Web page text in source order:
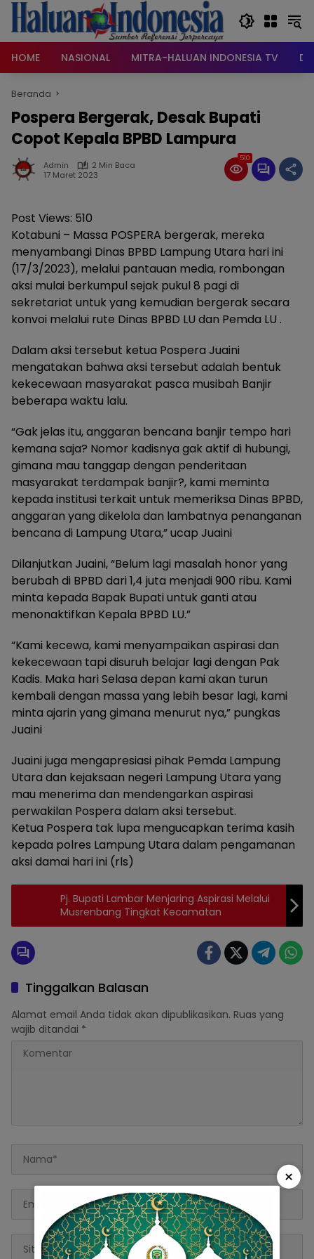
Langsung
konten
HOME
NASIONAL MITRA-HALUAN INDONESIA TV
Beranda
Pospera Bergerak, Desak Bupati
Copot Kepala BPBD Lampura
Admin
2 Min Baca
17 Maret 2023
510
Post Views: 510
Kotabuni – Massa POSPERA bergerak, mereka
menyambangi Dinas BPBD Lampung Utara hari ini
(17/3/2023), melalui pantauan media, rombongan
aksi mulai berkumpul sejak pukul 8 pagi di
sekretariat untuk yang kemudian bergerak secara
konvoi melalui rute Dinas BPBD LU dan Pemda LU .
Dalam aksi tersebut ketua Pospera Juaini
mengatakan bahwa aksi tersebut adalah bentuk
kekecewaan masyarakat pasca musibah Banjir
beberapa waktu lalu.
“Gak jelas itu, anggaran bencana banjir tempo hari
kemana saja? Nomor kadisnya gak aktif di hubungi,
gimana mau tanggap dengan penderitaan
masyarakat terdampak banjir?, kami meminta
kepada institusi terkait untuk memeriksa Dinas BPBD,
anggaran yang dikelola dan lambatnya penanganan
bencana di Lampung Utara,” ucap Juaini
Dilanjutkan Juaini, “Belum lagi masalah honor yang
berubah di BPBD dari 1,4 juta menjadi 900 ribu. Kami
minta kepada Bapak Bupati untuk ganti atau
menonaktifkan Kepala BPBD LU.”
“Kami kecewa, kami menyampaikan aspirasi dan
kekecewaan tapi disuruh belajar lagi dengan Pak
Kadis. Maka hari Selasa depan kami akan turun
kembali dengan massa yang lebih besar lagi, kami
minta ajarin yang gimana menurut nya,” pungkas
Juaini
Juaini juga mengapresiasi pihak Pemda Lampung
Utara dan kejaksaan negeri Lampung Utara yang
mau menerima dan mendengarkan aspirasi
perwakilan Pospera dalam aksi tersebut.
Ketua Pospera tak lupa mengucapkan terima kasih
kepada polres Lampung Utara dalam pengamanan
aksi damai hari ini (rls)
Pj. Bupati Lambar Menjaring Aspirasi Melalui
Musrenbang Tingkat Kecamatan
Tinggalkan Balasan
Alamat email Anda tidak akan dipublikasikan. Ruas yang
wajib ditandai *
×